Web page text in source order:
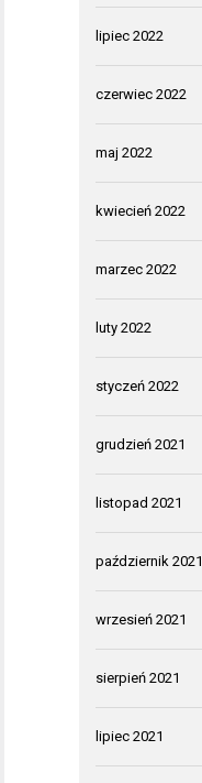
lipiec 2022
czerwiec 2022
maj 2022
kwiecień 2022
marzec 2022
luty 2022
styczeń 2022
grudzień 2021
listopad 2021
październik 2021
wrzesień 2021
sierpień 2021
lipiec 2021